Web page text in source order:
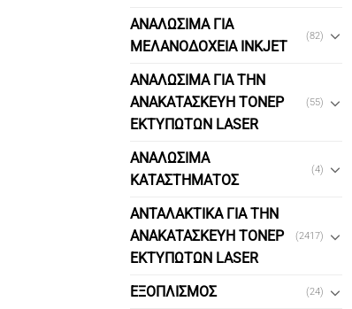
ΑΝΑΛΩΣΙΜΑ ΓΙΑ
ΜΕΛΑΝΟΔΟΧΕΙΑ INKJET
(82)
ΑΝΑΛΩΣΙΜΑ ΓΙΑ ΤΗΝ
ΑΝΑΚΑΤΑΣΚΕΥΗ ΤΟΝΕΡ
ΕΚΤΥΠΩΤΩΝ LASER
(55)
ΑΝΑΛΩΣΙΜΑ
ΚΑΤΑΣΤΗΜΑΤΟΣ
(4)
ΑΝΤΑΛΑΚΤΙΚΑ ΓΙΑ ΤΗΝ
ΑΝΑΚΑΤΑΣΚΕΥΗ ΤΟΝΕΡ
ΕΚΤΥΠΩΤΩΝ LASER
(2417)
ΕΞΟΠΛΙΣΜΟΣ (24)